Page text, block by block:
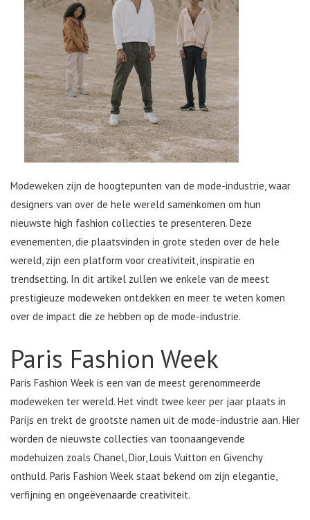
Modeweken zijn de hoogtepunten van de mode-industrie, waar
designers van over de hele wereld samenkomen om hun
nieuwste high fashion collecties te presenteren. Deze
evenementen, die plaatsvinden in grote steden over de hele
wereld, zijn een platform voor creativiteit, inspiratie en
trendsetting. In dit artikel zullen we enkele van de meest
prestigieuze modeweken ontdekken en meer te weten komen
over de impact die ze hebben op de mode-industrie.
Paris Fashion Week
Paris Fashion Week is een van de meest gerenommeerde
modeweken ter wereld. Het vindt twee keer per jaar plaats in
Parijs en trekt de grootste namen uit de mode-industrie aan. Hier
worden de nieuwste collecties van toonaangevende
modehuizen zoals Chanel, Dior, Louis Vuitton en Givenchy
onthuld. Paris Fashion Week staat bekend om zijn elegantie,
verfijning en ongeëvenaarde creativiteit.